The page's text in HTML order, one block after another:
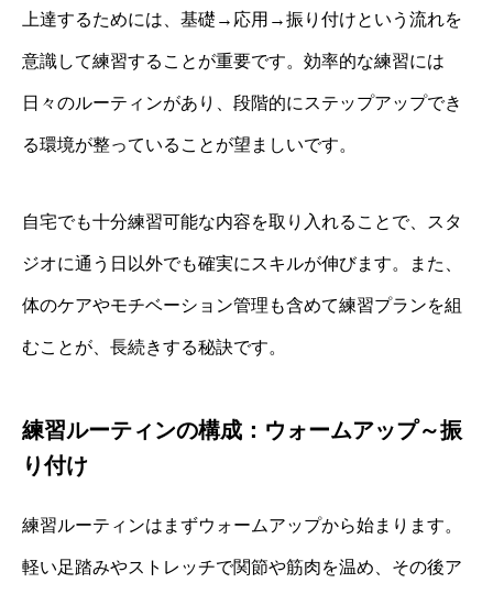
上達するためには、基礎→応用→振り付けという流れを
意識して練習することが重要です。効率的な練習には
日々のルーティンがあり、段階的にステップアップでき
る環境が整っていることが望ましいです。
自宅でも十分練習可能な内容を取り入れることで、スタ
ジオに通う日以外でも確実にスキルが伸びます。また、
体のケアやモチベーション管理も含めて練習プランを組
むことが、長続きする秘訣です。
練習ルーティンの構成：ウォームアップ～振
り付け
練習ルーティンはまずウォームアップから始まります。
軽い足踏みやストレッチで関節や筋肉を温め、その後ア